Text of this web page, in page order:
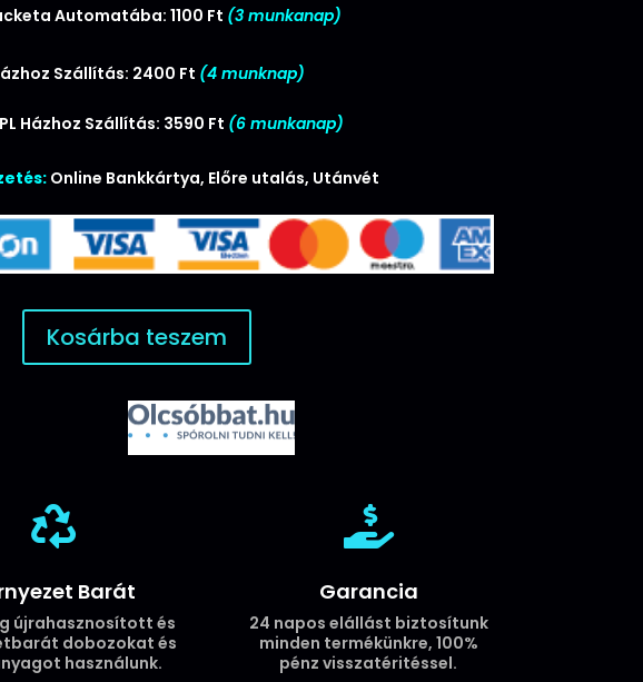
Automatába: 1100 Ft (3 munkanap)
Szállítás: 2400 Ft (4 munknap)
Házhoz Szállítás: 3590 Ft (6 munkanap)
Online Bankkártya, Előre utalás, Utánvét
Kosárba teszem

Barát
újrahasznosított és
dobozokat és
használunk.

Garancia
24 napos elállást biztosítunk
minden termékünkre, 100%
pénz visszatéritéssel.